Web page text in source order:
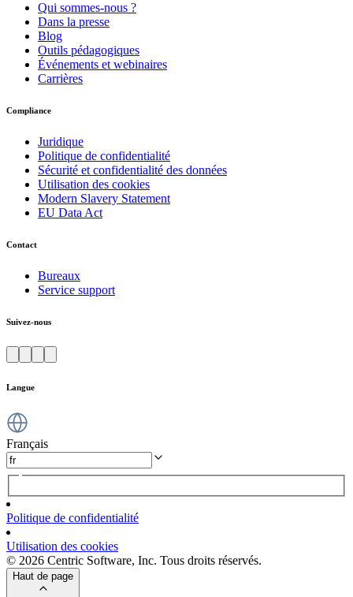
Qui sommes-nous ?
Dans la presse
Blog
Outils pédagogiques
Événements et webinaires
Carrières
Compliance
Juridique
Politique de confidentialité
Sécurité et confidentialité des données
Utilisation des cookies
Modern Slavery Statement
EU Data Act
Contact
Bureaux
Service support
Suivez-nous
Langue
Français
Politique de confidentialité
Utilisation des cookies
© 2026 Centric Software, Inc. Tous droits réservés.
Haut de page